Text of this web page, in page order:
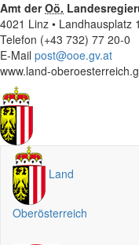
Amt derOö.
4021 Linz • Landhausplatz 1
Telefon (+43 732) 77 20-0
E-Mail post@ooe.gv.at
www.land-
Land
Oberösterreich